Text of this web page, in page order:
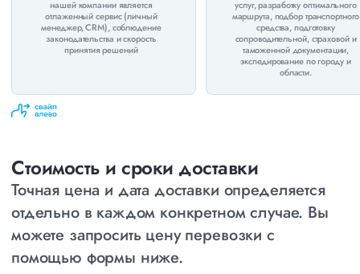
нашей компании является
отлаженный сервис (личный
менеджер, CRM), соблюдение
законодательства и скорость
принятия решений
услуг, разработку оптимального
маршрута, подбор транспортного
средства, подготовку
сопроводительной, страховой и
таможенной документации,
экспедирование по городу и
области.
Стоимость и сроки доставки
Точная цена и дата доставки определяется
отдельно в каждом конкретном случае. Вы
можете запросить цену перевозки с
помощью формы ниже.